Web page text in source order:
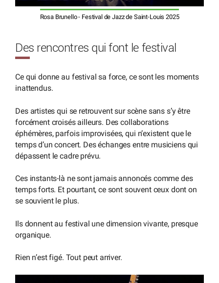
Rosa Brunello - Festival de Jazz de Saint-Louis 2025
Des rencontres qui font le festival
Ce qui donne au festival sa force, ce sont les moments
inattendus.
Des artistes qui se retrouvent sur scène sans s’y être
forcément croisés ailleurs. Des collaborations
éphémères, parfois improvisées, qui n’existent que le
temps d’un concert. Des échanges entre musiciens qui
dépassent le cadre prévu.
Ces instants-là ne sont jamais annoncés comme des
temps forts. Et pourtant, ce sont souvent ceux dont on
se souvient le plus.
Ils donnent au festival une dimension vivante, presque
organique.
Rien n’est figé. Tout peut arriver.